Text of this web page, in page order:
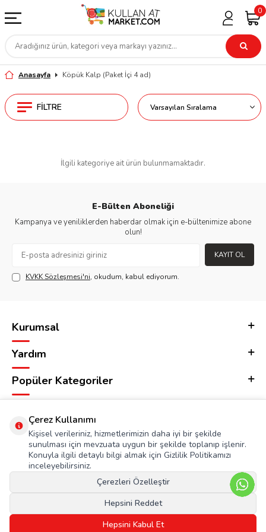
0
Anasayfa Köpük Kalp (Paket İçi 4 ad)
FILTRE
İlgili kategoriye ait ürün bulunmamaktadır.
E-Bülten Aboneliği
Kampanya ve yeniliklerden haberdar olmak için e-bültenimize abone
olun!
KAYIT OL
KVKK Sözleşmesi'ni, okudum, kabul ediyorum.
Kurumsal
Yardım
Popüler Kategoriler
Çerez Kullanımı
Kişisel verileriniz, hizmetlerimizin daha iyi bir şekilde
sunulması için mevzuata uygun bir şekilde toplanıp işlenir.
Konuyla ilgili detaylı bilgi almak için Gizlilik Politikamızı
inceleyebilirsiniz.
Çerezleri Özelleştir
Hepsini Reddet
Hepsini Kabul Et